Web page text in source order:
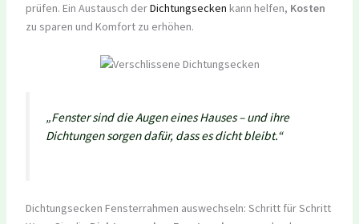
prüfen. Ein Austausch derDichtungsecken kann helfen, Kosten
zu sparen und Komfort zu erhöhen.
„Fenster sind die Augen eines Hauses – und ihre
Dichtungen sorgen dafür, dass es dicht bleibt.“
Dichtungsecken Fensterrahmen auswechseln: Schritt für Schritt